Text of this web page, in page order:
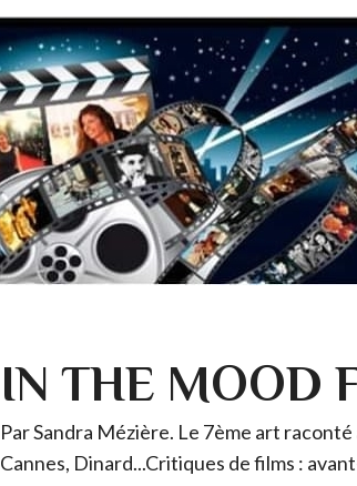
IN THE MOOD
Par Sandra Mézière. Le 7ème art
Cannes, Dinard...Critiques de films :